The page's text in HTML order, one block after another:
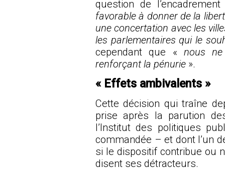
question de
favorable à donner de la
une concertation avec les
les parlementaires qui le
cependant que « nous
renforçant la pénurie ».
« Effets ambivalents »
Cette décision qui traîne
prise après la parution
l’Institut des politiques
commandée – et dont l’un
si le dispositif contribue ou
disent ses détracteurs.